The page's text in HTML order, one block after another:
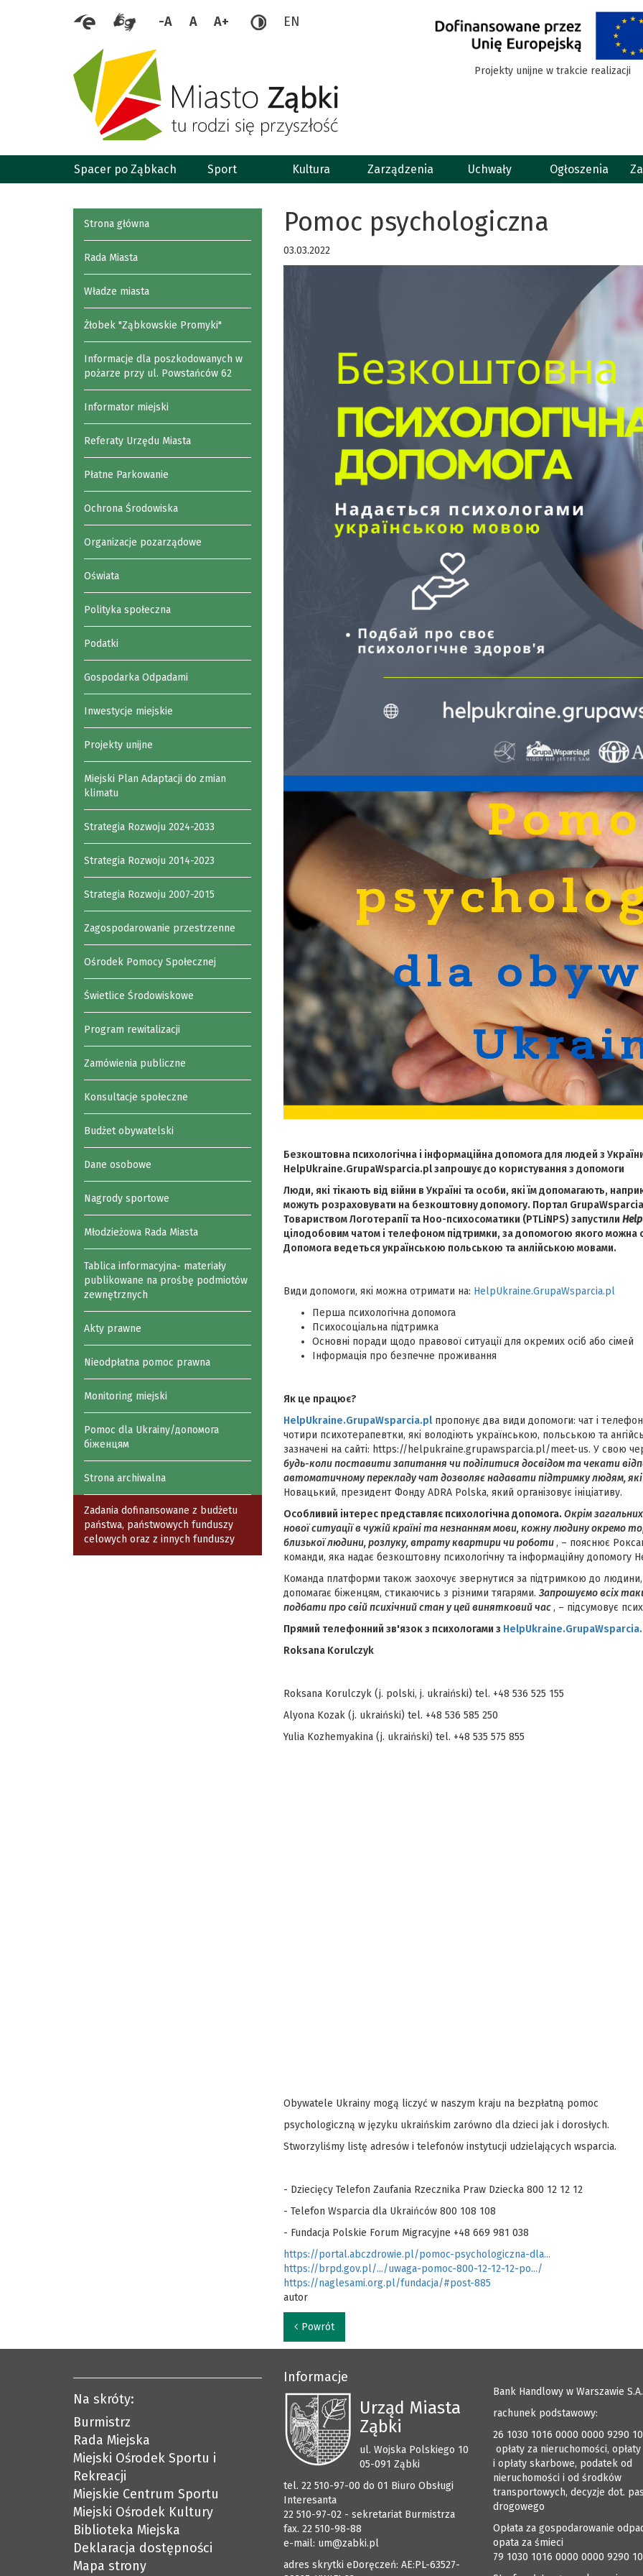
-A A A+ EN
Projekty unijne w trakcie realizacji
Spacer po Ząbkach Sport Kultura Zarządzenia Uchwały Ogłoszenia
Strona główna
Rada Miasta
Władze miasta
Żłobek "Ząbkowskie Promyki"
Informacje dla poszkodowanych w
pożarze przy ul. Powstańców 62
Informator miejski
Referaty Urzędu Miasta
Płatne Parkowanie
Ochrona Środowiska
Organizacje pozarządowe
Oświata
Polityka społeczna
Podatki
Gospodarka Odpadami
Inwestycje miejskie
Projekty unijne
Miejski Plan Adaptacji do zmian
klimatu
Strategia Rozwoju 2024-2033
Strategia Rozwoju 2014-2023
Strategia Rozwoju 2007-2015
Zagospodarowanie przestrzenne
Ośrodek Pomocy Społecznej
Świetlice Środowiskowe
Program rewitalizacji
Zamówienia publiczne
Konsultacje społeczne
Budżet obywatelski
Dane osobowe
Nagrody sportowe
Młodzieżowa Rada Miasta
Tablica informacyjna- materiały
publikowane na prośbę podmiotów
zewnętrznych
Akty prawne
Nieodpłatna pomoc prawna
Monitoring miejski
Pomoc dla Ukrainy/допомога
біженцям
Strona archiwalna
Zadania dofinansowane z budżetu
państwa, państwowych funduszy
celowych oraz z innych funduszy
Pomoc psychologiczna
03.03.2022
Безкоштовна психологічна і інформаційна допомога для людей з
HelpUkraine.GrupaWsparcia.pl запрошує до користування з допомоги
Люди, які тікають від війни в Україні та особи, які їм допомагають,
можуть розраховувати на безкоштовну допомогу. Портал
Товариством Логотерапії та Ноо-психосоматики (PTLiNPS) запустили
цілодобовим чатом і телефоном підтримки, за допомогою якого можна
Допомога ведеться українською польською та анлійською мовами.
Види допомоги, які можна отримати на: HelpUkraine.GrupaWsparcia.pl
Перша психологічна допомога
Психосоціальна підтримка
Основні поради щодо правової ситуації для окремих осіб або сімей
Інформація про безпечне проживання
Як це працює?
HelpUkraine.GrupaWsparcia.plпропонує два види допомоги: чат і
чотири психотерапевтки, які володіють українською, польською та
зазначені на сайті: https://helpukraine.grupawsparcia.pl/meet-us. У свою
будь-коли поставити запитання чи поділитися досвідом та чекати
автоматичному перекладу чат дозволяє надавати підтримку людям,
Новацький, президент Фонду ADRA Polska, який організовує ініціативу.
Особливий інтерес представляє психологічна допомога. Окрім
нової ситуації в чужій країні та незнанням мови, кожну людину окремо
близької людини, розлуку, втрату квартири чи роботи, – пояснює
команди, яка надає безкоштовну психологічну та інформаційну допомогу
Команда платформи також заохочує звернутися за підтримкою до
допомагає біженцям, стикаючись з різними тягарями. Запрошуємо всіх
подбати про свій психічний стан у цей винятковий час, – підсумовує
Прямий телефонний зв'язок з психологами з HelpUkraine.GrupaWsparcia.
Roksana Korulczyk
Roksana Korulczyk (j. polski, j. ukraiński) tel. +48 536 525 155
Alyona Kozak (j. ukraiński) tel. +48 536 585 250
Yulia Kozhemyakina (j. ukraiński) tel. +48 535 575 855
Obywatele Ukrainy mogą liczyć w naszym kraju na bezpłatną pomoc
psychologiczną w języku ukraińskim zarówno dla dzieci jak i dorosłych.
Stworzyliśmy listę adresów i telefonów instytucji udzielających wsparcia.
- Dziecięcy Telefon Zaufania Rzecznika Praw Dziecka 800 12 12 12
- Telefon Wsparcia dla Ukraińców 800 108 108
- Fundacja Polskie Forum Migracyjne +48 669 981 038
https://portal.abczdrowie.pl/pomoc-psychologiczna-dla...
https://brpd.gov.pl/.../uwaga-pomoc-800-12-12-12-po.../
https://naglesami.org.pl/fundacja/#post-885
autor
Powrót
Na skróty:
Burmistrz
Rada Miejska
Miejski Ośrodek Sportu i
Rekreacji
Miejskie Centrum Sportu
Miejski Ośrodek Kultury
Biblioteka Miejska
Deklaracja dostępności
Mapa strony
Informacje
Urząd Miasta
Ząbki
ul. Wojska Polskiego 10
05-091 Ząbki
tel. 22 510-97-00 do 01 Biuro Obsługi
Interesanta
22 510-97-02 - sekretariat Burmistrza
fax. 22 510-98-88
e-mail: um@zabki.pl
adres skrytki eDoręczeń: AE:PL-63527-
Bank Handlowy w Warszawie S.A.
rachunek podstawowy:
26 1030 1016 0000 0000 9290
opłaty za nieruchomości,
i opłaty skarbowe, podatek od
nieruchomości i od środków
transportowych, decyzje dot.
drogowego
Opłata za gospodarowanie
opata za śmieci
79 1030 1016 0000 0000 9290